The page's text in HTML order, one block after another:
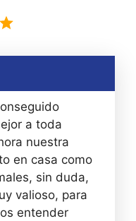
a toda
nuestra
en casa como
sin duda,
valioso, para
entender